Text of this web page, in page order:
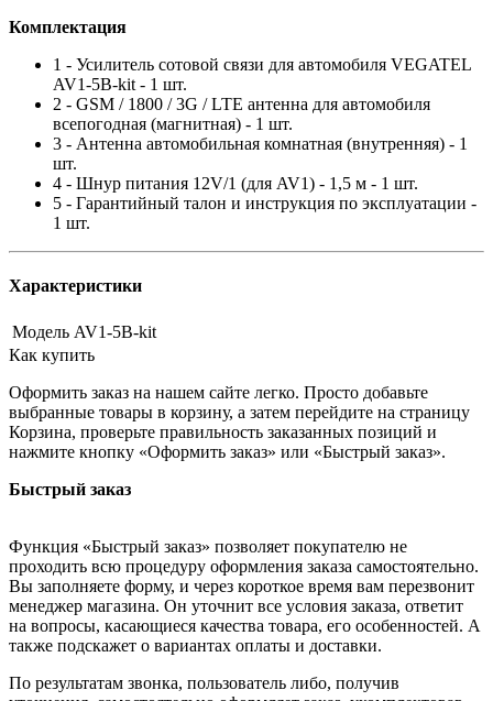
Комплектация
1 - Усилитель сотовой связи для автомобиля VEGATEL
AV1-5B-kit - 1 шт.
2 - GSM / 1800 / 3G / LTE антенна для автомобиля
всепогодная (магнитная) - 1 шт.
3 - Антенна автомобильная комнатная (внутренняя) - 1
шт.
4 - Шнур питания 12V/1 (для AV1) - 1,5 м - 1 шт.
5 - Гарантийный талон и инструкция по эксплуатации -
1 шт.
Характеристики
Модель AV1-5B-kit
Как купить
Оформить заказ на нашем сайте легко. Просто добавьте
выбранные товары в корзину, а затем перейдите на страницу
Корзина, проверьте правильность заказанных позиций и
нажмите кнопку «Оформить заказ» или «Быстрый заказ».
Быстрый заказ
Функция «Быстрый заказ» позволяет покупателю не
проходить всю процедуру оформления заказа самостоятельно.
Вы заполняете форму, и через короткое время вам перезвонит
менеджер магазина. Он уточнит все условия заказа, ответит
на вопросы, касающиеся качества товара, его особенностей. А
также подскажет о вариантах оплаты и доставки.
По результатам звонка, пользователь либо, получив